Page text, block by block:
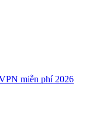
miễn phí 2026